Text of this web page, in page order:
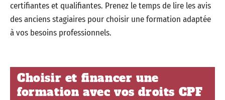
certifiantes et qualifiantes. Prenez le temps de lire les avis
des anciens stagiaires pour choisir une formation adaptée
à vos besoins professionnels.
Choisir et financer une
formation avec vos droits CPF